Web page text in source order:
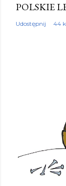
POLSKIE
Udostępnij 44